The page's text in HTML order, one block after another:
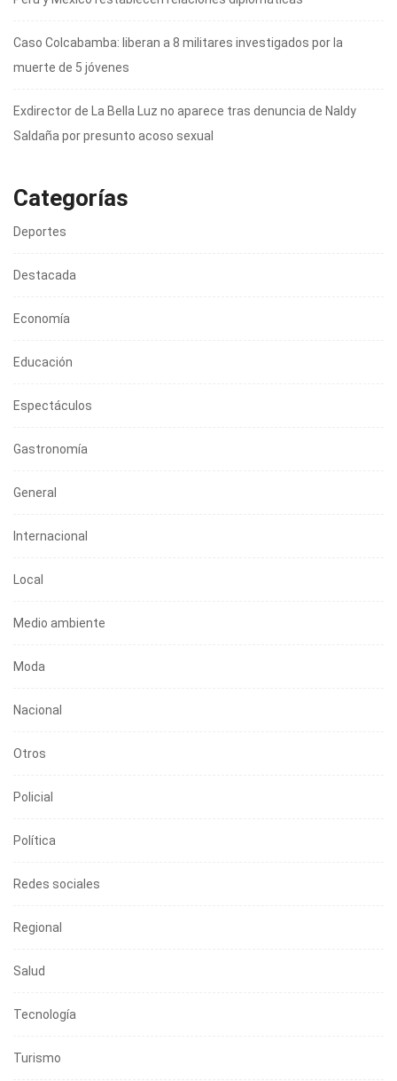
Caso Colcabamba: liberan a 8 militares investigados por la
muerte de 5 jóvenes
Exdirector de La Bella Luz no aparece tras denuncia de Naldy
Saldaña por presunto acoso sexual
Categorías
Deportes
Destacada
Economía
Educación
Espectáculos
Gastronomía
General
Internacional
Local
Medio ambiente
Moda
Nacional
Otros
Policial
Política
Redes sociales
Regional
Salud
Tecnología
Turismo